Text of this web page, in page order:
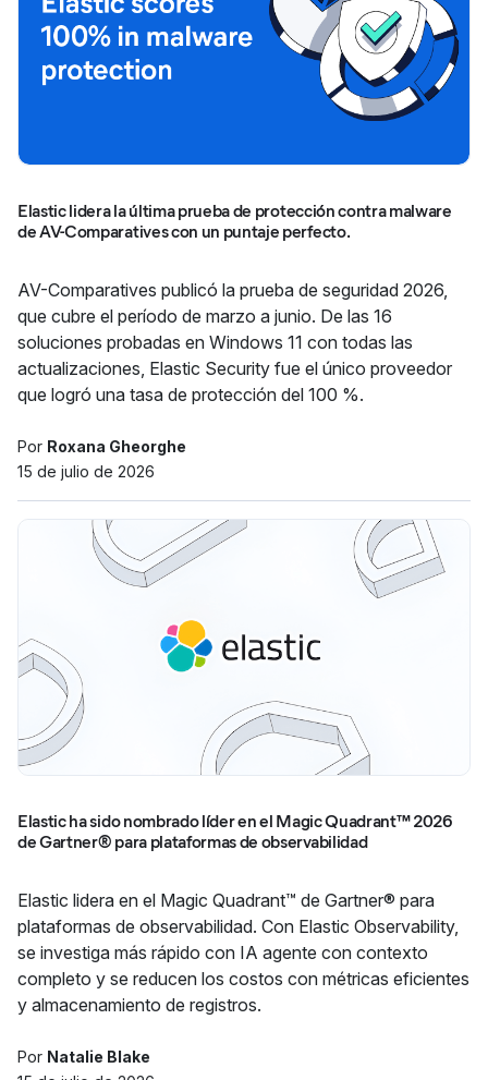
Elastic lidera la última prueba de protección contra malware
de AV-Comparatives con un puntaje perfecto.
AV-Comparatives publicó la prueba de seguridad 2026,
que cubre el período de marzo a junio. De las 16
soluciones probadas en Windows 11 con todas las
actualizaciones, Elastic Security fue el único proveedor
que logró una tasa de protección del 100 %.
Por Roxana Gheorghe
15 de julio de 2026
Elastic ha sido nombrado líder en el Magic Quadrant™ 2026
de Gartner® para plataformas de observabilidad
Elastic lidera en el Magic Quadrant™ de Gartner® para
plataformas de observabilidad. Con Elastic Observability,
se investiga más rápido con IA agente con contexto
completo y se reducen los costos con métricas eficientes
y almacenamiento de registros.
Por Natalie Blake